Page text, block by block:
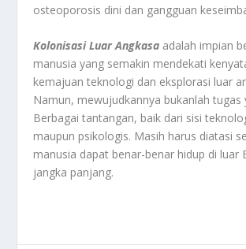
osteoporosis dini dan gangguan
Kolonisasi Luar Angkasa adalah impian
manusia yang semakin mendekati
kemajuan teknologi dan eksplorasi luar
Namun, mewujudkannya bukanlah tugas
Berbagai tantangan, baik dari sisi
maupun psikologis. Masih harus diatasi
manusia dapat benar-benar hidup di luar
jangka panjang.